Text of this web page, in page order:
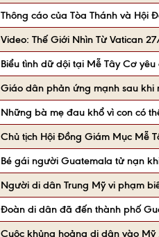
Thông cáo của Tòa Thánh và Hội
Video: Thế Giới Nhìn Từ Vatican
Biểu tình dữ dội tại Mễ Tây Cơ
Giáo dân phản ứng mạnh sau khi
Những bà mẹ đau khổ vì con có
Chủ tịch Hội Đồng Giám Mục Mễ
Bé gái người Guatemala tử nạn
Người di dân Trung Mỹ vi phạm
Đoàn di dân đã đến thành phố
Cuộc khủng hoảng di dân vào